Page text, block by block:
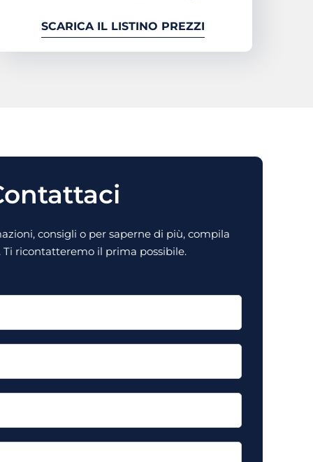
SCARICA IL LISTINO PREZZI
consigli o per saperne di più, compila
ricontatteremo il prima possibile.